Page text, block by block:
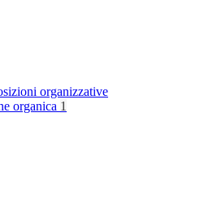
organizzative
organica 1